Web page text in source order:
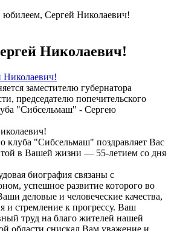
Сергей Николаевич!
Николаевич!
заместителю губернатора
председателю попечительского
"Сибсельмаш" - Сергею
клуба "Сибсельмаш" поздравляет Вас
в Вашей жизни — 55-летием со дня
биография связаны с
успешное развитие которого во
деловые и человеческие качества,
и стремление к прогрессу. Ваш
труд на благо жителей нашей
области снискал Вам уважение и